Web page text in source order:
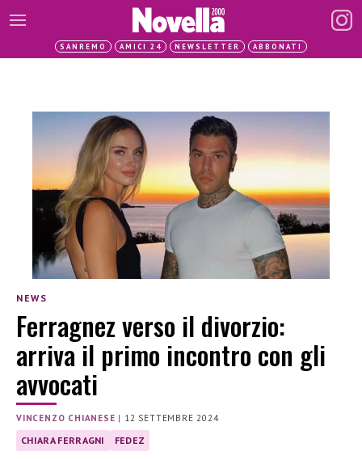
SANREMO AMICI 24 NEWSLETTER ABBONATI
NEWS
Ferragnez verso il divorzio:
arriva il primo incontro con gli
avvocati
VINCENZO CHIANESE | 12 SETTEMBRE 2024
CHIARA FERRAGNI FEDEZ